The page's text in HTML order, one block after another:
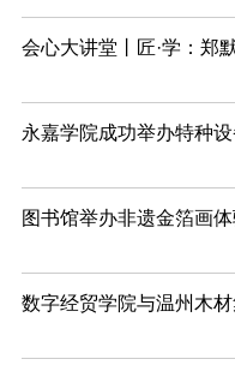
图书馆举办非遗金箔画